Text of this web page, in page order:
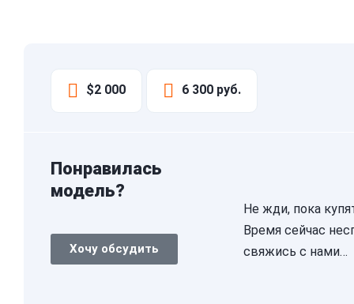
$2 000 6 300 руб.
Понравилась
модель?
Хочу обсудить
Не жди, пока
Время сейчас
свяжись с нами…